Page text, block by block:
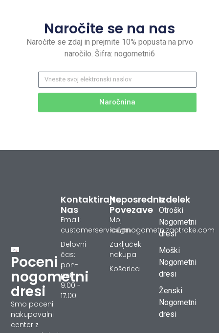
Naročite se na nas
Naročite se zdaj in prejmite 10% popusta na prvo
naročilo. Šifra: nogometni6
Naročnina
Poceni
nogometni
dresi
Smo poceni
nakupovalni
center z
Izdelek
Otroški
Nogometni
dresi
Moški
Nogometni
dresi
Ženski
Nogometni
dresi
Neposredne
Povezave
Moj
račun
Zaključek
nakupa
Košarica
Kontaktirajte
Nas
Email:
customerservice@nogometnizaotroke.com
Delovni
čas:
pon-
pet
9.00 -
17.00